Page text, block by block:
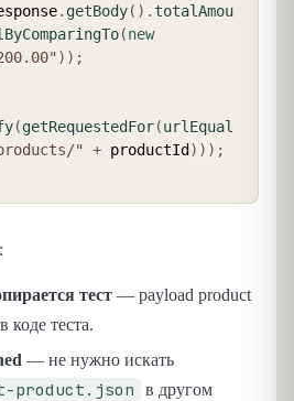
. getBody( ) .totalAmou
(new
) ) ;
(getRequestedFor(urlEqual
" + productId ) ) ) ;
тест — payload product
коде теста.
— не нужно искать
product.json
в другом